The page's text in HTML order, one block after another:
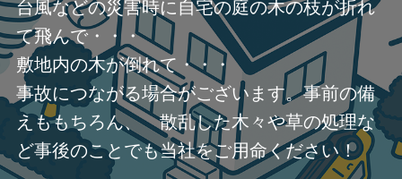
台風などの災害時に自宅の庭の木の枝が折れ
て飛んで・・・
敷地内の木が倒れて・・・
事故につながる場合がございます。事前の備
えももちろん、 散乱した木々や草の処理な
ど事後のことでも当社をご用命ください！